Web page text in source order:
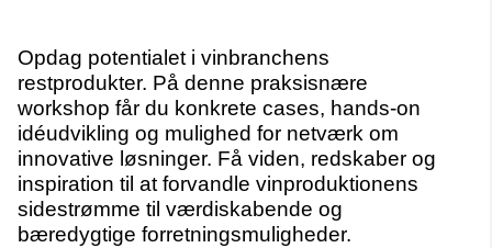
Opdag potentialet i vinbranchens
restprodukter. På denne praksisnære
workshop får du konkrete cases, hands-on
idéudvikling og mulighed for netværk om
innovative løsninger. Få viden, redskaber og
inspiration til at forvandle vinproduktionens
sidestrømme til værdiskabende og
bæredygtige forretningsmuligheder.